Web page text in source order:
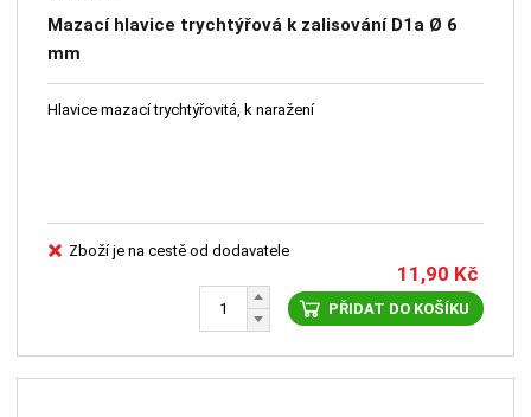
Mazací hlavice trychtýřová k zalisování D1a Ø 6
mm
Hlavice mazací trychtýřovitá, k naražení
Zboží je na cestě od dodavatele
11,90 Kč
PŘIDAT DO KOŠÍKU